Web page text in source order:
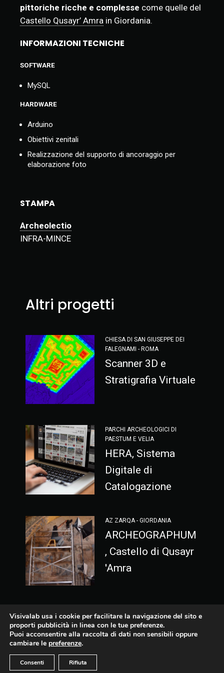
pittoriche ricche e complesse come quelle del
Castello Qusayr’ Amra in Giordania.
INFORMAZIONI TECNICHE
SOFTWARE
MySQL
HARDWARE
Arduino
Obiettivi zenitali
Realizzazione del supporto di ancoraggio per
elaborazione foto
STAMPA
Archeolectio
INFRA-MINCE
Altri progetti
CHIESA DI SAN GIUSEPPE DEI
FALEGNAMI - ROMA
Scanner 3D e
Stratigrafia Virtuale
PARCHI ARCHEOLOGICI DI
PAESTUM E VELIA
HERA, Sistema
Digitale di
Catalogazione
AZ ZARQA - GIORDANIA
ARCHEOGRAPHUM
, Castello di Qusayr
'Amra
Fb
Vimeo
Visivalab usa i cookie per facilitare la navigazione del sito e
proporti pubblicità in linea con le tue preferenze.
Puoi acconsentire alla raccolta di dati non sensibili oppure
cambiare le preferenze.
Consenti Rifiuta